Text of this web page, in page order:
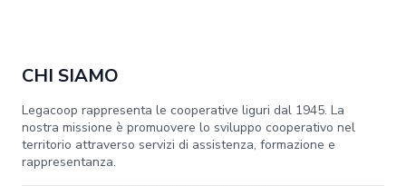
CHI SIAMO
Legacoop rappresenta le cooperative liguri dal 1945. La
nostra missione è promuovere lo sviluppo cooperativo nel
territorio attraverso servizi di assistenza, formazione e
rappresentanza.